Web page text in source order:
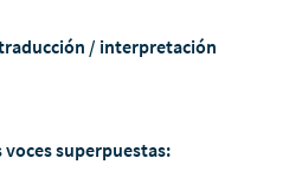
/ interpretación
voces superpuestas: